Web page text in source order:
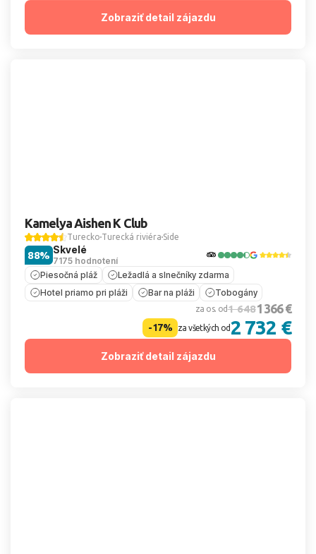
Zobraziť detail zájazdu
Kamelya Aishen K Club
Turecko Turecká riviéra Side
Skvelé
7175 hodnotení
88%
Piesočná pláž
Ležadlá a slnečníky zdarma
Hotel priamo pri pláži
Bar na pláži Tobogány
za os. od1 6481 366 €
-17% za všetkých od2 732 €
Zobraziť detail zájazdu